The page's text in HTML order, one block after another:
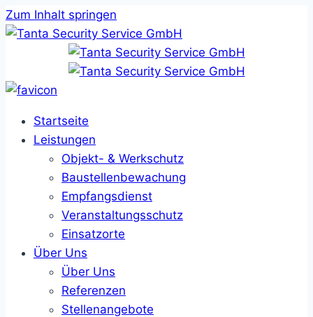
Zum Inhalt springen
Startseite
Leistungen
Objekt- & Werkschutz
Baustellenbewachung
Empfangsdienst
Veranstaltungsschutz
Einsatzorte
Über Uns
Über Uns
Referenzen
Stellenangebote